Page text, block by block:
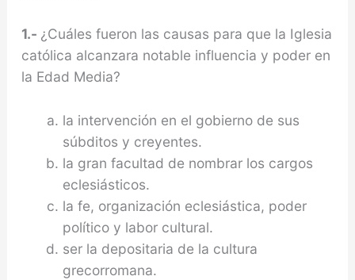
1.- ¿Cuáles fueron las causas para que la Iglesia
ca­tólica alcanzara notable influencia y poder en
la Edad Media?
la intervención en el gobierno de sus
súbditos y creyentes.
la gran facultad de nombrar los cargos
eclesiás­ticos.
la fe, organización eclesiástica, poder
político y labor cultural.
ser la depositaria de la cultura
grecorromana.